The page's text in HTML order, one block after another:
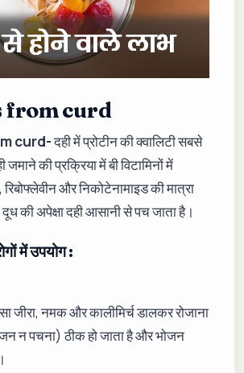
from curd
curd-दही में प्रोटीन की क्वालिटी सबसे
जमाने की प्रक्रिया में बी विटामिनों में
और निकोटेनामाइड की मात्रा
दूध की अपेक्षा दही आसानी से पच जाता है।
में उपयोग :
जीरा, नमक और कालीमिर्च डालकर रोजाना
न पचना) ठीक हो जाता है और भोजन